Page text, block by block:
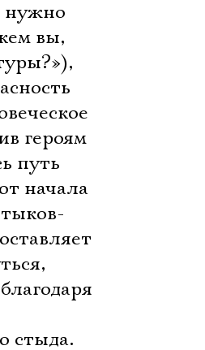
нужно
вы,
героям
путь
начала
стыда.